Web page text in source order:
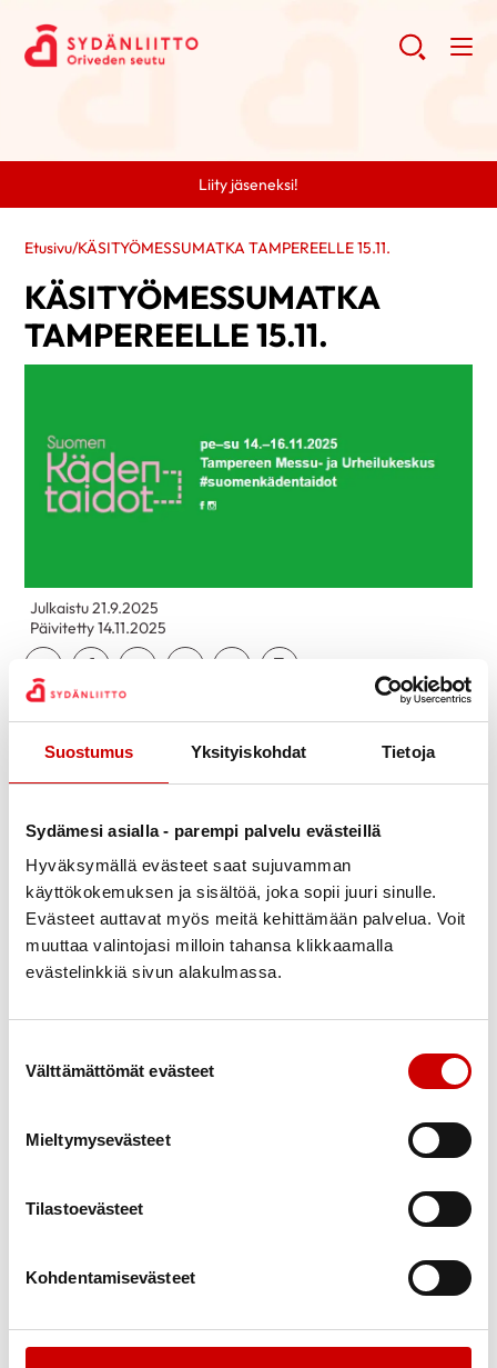
Suostumus Yksityiskohdat Tietoja
Sydämesi asialla - parempi palvelu evästeillä
Hyväksymällä evästeet saat sujuvamman
käyttökokemuksen ja sisältöä, joka sopii juuri sinulle.
Evästeet auttavat myös meitä kehittämään palvelua. Voit
muuttaa valintojasi milloin tahansa klikkaamalla
evästelinkkiä sivun alakulmassa.
Välttämättömät evästeet
Mieltymysevästeet
Tilastoevästeet
Kohdentamisevästeet
Liity jäseneksi!
Etusivu/KÄSITYÖMESSUMATKA TAMPEREELLE 15.11.
KÄSITYÖMESSUMATKA
TAMPEREELLE 15.11.
Julkaistu 21.9.2025
Päivitetty 14.11.2025
Jaa Whatsapp
Jaa Facebook
Jaa TwitterJaa Linkedin
Jaa EmailJaa Print
Ilmoittautumiset: